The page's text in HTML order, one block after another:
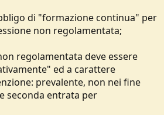
di "formazione continua" per
non regolamentata;
regolamentata deve essere
ed a carattere
prevalente, non nei fine
seconda entrata per